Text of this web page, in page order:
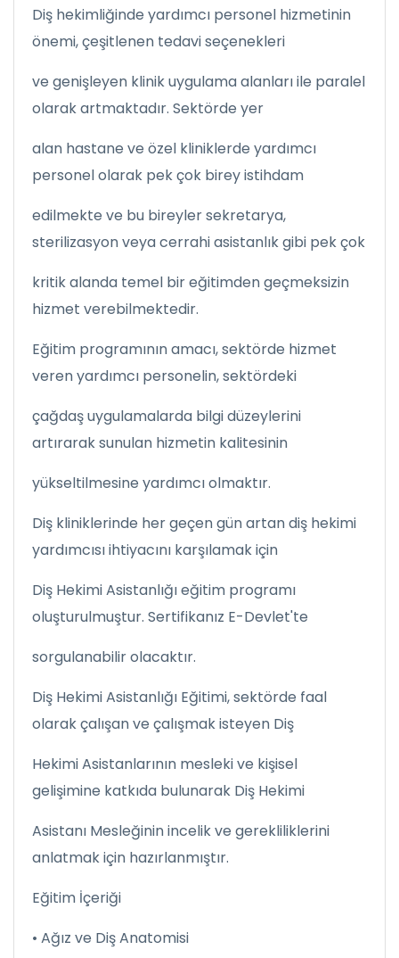
Diş hekimliğinde yardımcı personel hizmetinin
önemi, çeşitlenen tedavi seçenekleri
ve genişleyen klinik uygulama alanları ile paralel
olarak artmaktadır. Sektörde yer
alan hastane ve özel kliniklerde yardımcı
personel olarak pek çok birey istihdam
edilmekte ve bu bireyler sekretarya,
sterilizasyon veya cerrahi asistanlık gibi pek çok
kritik alanda temel bir eğitimden geçmeksizin
hizmet verebilmektedir.
Eğitim programının amacı, sektörde hizmet
veren yardımcı personelin, sektördeki
çağdaş uygulamalarda bilgi düzeylerini
artırarak sunulan hizmetin kalitesinin
yükseltilmesine yardımcı olmaktır.
Diş kliniklerinde her geçen gün artan diş hekimi
yardımcısı ihtiyacını karşılamak için
Diş Hekimi Asistanlığı eğitim programı
oluşturulmuştur. Sertifikanız E-Devlet'te
sorgulanabilir olacaktır.
Diş Hekimi Asistanlığı Eğitimi, sektörde faal
olarak çalışan ve çalışmak isteyen Diş
Hekimi Asistanlarının mesleki ve kişisel
gelişimine katkıda bulunarak Diş Hekimi
Asistanı Mesleğinin incelik ve gerekliliklerini
anlatmak için hazırlanmıştır.
Eğitim İçeriği
• Ağız ve Diş Anatomisi